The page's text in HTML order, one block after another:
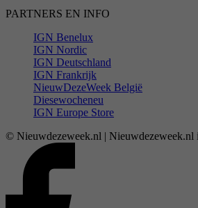
PARTNERS EN INFO
IGN Benelux
IGN Nordic
IGN Deutschland
IGN Frankrijk
NieuwDezeWeek België
Diesewocheneu
IGN Europe Store
© Nieuwdezeweek.nl | Nieuwdezeweek.nl